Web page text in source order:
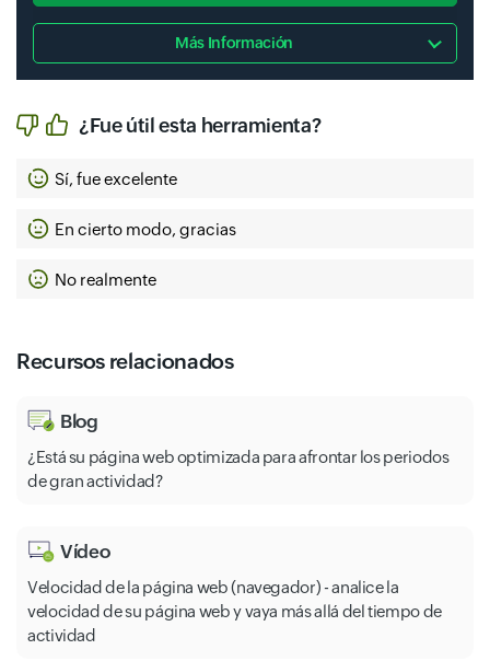
Más Información
¿Fue útil esta herramienta?
Sí, fue excelente
En cierto modo, gracias
No realmente
Recursos relacionados
Blog
¿Está su página web optimizada para afrontar los periodos
de gran actividad?
Vídeo
Velocidad de la página web (navegador) - analice la
velocidad de su página web y vaya más allá del tiempo de
actividad